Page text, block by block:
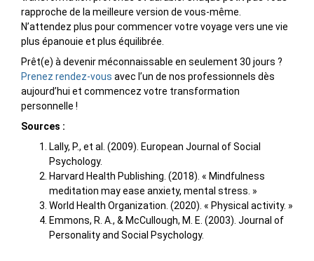
rapproche de la meilleure version de vous-même.
N’attendez plus pour commencer votre voyage vers une vie
plus épanouie et plus équilibrée.
Prêt(e) à devenir méconnaissable en seulement 30 jours ?
Prenez rendez-vous avec l’un de nos professionnels dès
aujourd’hui et commencez votre transformation
personnelle !
Sources :
Lally, P., et al. (2009). European Journal of Social
Psychology.
Harvard Health Publishing. (2018). « Mindfulness
meditation may ease anxiety, mental stress. »
World Health Organization. (2020). « Physical activity. »
Emmons, R. A., & McCullough, M. E. (2003). Journal of
Personality and Social Psychology.